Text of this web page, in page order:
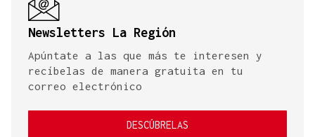
Newsletters La Región
Apúntate a las que más te interesen y
recíbelas de manera gratuita en tu
correo electrónico
DESCÚBRELAS